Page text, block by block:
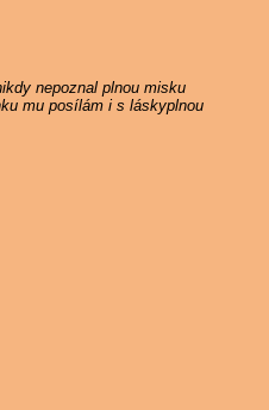
nepoznal plnou misku
mu posílám i s láskyplnou